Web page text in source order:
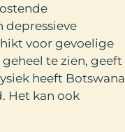
depressieve
voor gevoelige
te zien, geeft
heeft Botswana
Het kan ook